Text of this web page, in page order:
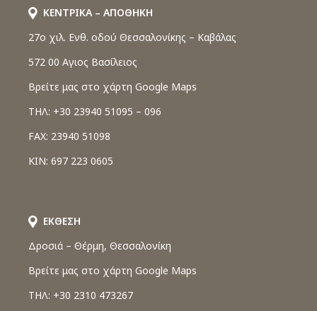
ΚΕΝΤΡΙΚΑ – ΑΠΟΘΗΚΗ
27o χιλ. Ενθ. οδού Θεσσαλονίκης – Καβάλας
572 00 Αγιος Βασίλειος
Βρείτε μας στο χάρτη Google Maps
ΤΗΛ: +30 23940 51095 – 096
FAX: 23940 51098
ΚΙΝ: 697 223 0605
ΕΚΘΕΣΗ
Δροσιά – Θέρμη, Θεσσαλονίκη
Βρείτε μας στο χάρτη Google Maps
ΤΗΛ: +30 2310 473267